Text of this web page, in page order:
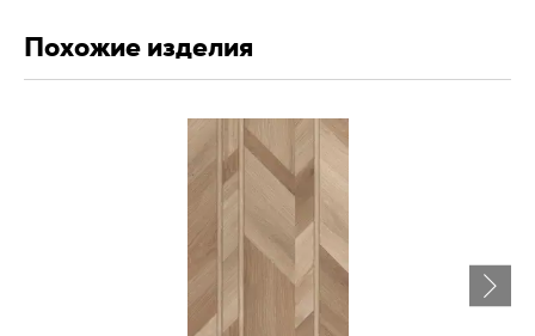
Похожие изделия